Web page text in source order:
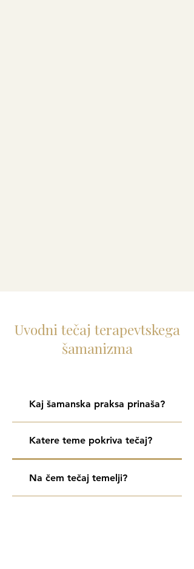
Uvodni tečaj terapevtskega
šamanizma
Kaj šamanska praksa prinaša?
Katere teme pokriva tečaj?
Na čem tečaj temelji?